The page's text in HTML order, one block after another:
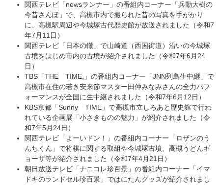
関西テレビ「newsランナー」の番組内コーナー「兵動大樹の
今昔さんぽ」で、高槻市内で撮られた昔の写真を手がかり
に、高槻駅周辺や今城塚古代歴史館が放送されました（令和7
年7月11日）
関西テレビ「日本の轍」で山崎道（西国街道）沿いの今城塚
古墳をはじめ市内の古墳が紹介されました（令和7年6月24
日）
TBS「THE TIME,」の番組内コーナー「JNN列島生中継」で
高槻市在住の若き安来節マスター田仲みなみさんの全力パフ
ォーマンスが全国に生中継されました（令和7年6月12日）
KBS京都「Sunny TIME」で高槻市立しろあと歴史館で行わ
れている企画展「小さきものの魅力」が紹介されました（令
和7年5月24日）
関西テレビ「よーいドン！」の番組内コーナー「ロザンのう
んちくん」で将棋に関する取組や今城塚古墳、高槻うどんギ
ョーザ等が紹介されました（令和7年4月21日）
朝日放送テレビ「ナニコレ珍百景」の番組内コーナー「イマ
ドキのランドセル珍百景」ではにたんグッズが紹介されまし